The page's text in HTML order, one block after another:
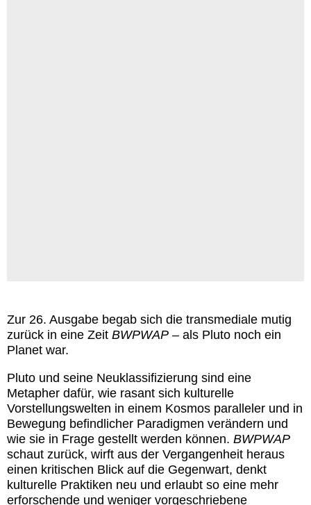
Zur 26. Ausgabe begab sich die transmediale mutig
zurück in eine Zeit BWPWAP – als Pluto noch ein
Planet war.
Pluto und seine Neuklassifizierung sind eine
Metapher dafür, wie rasant sich kulturelle
Vorstellungswelten in einem Kosmos paralleler und in
Bewegung befindlicher Paradigmen verändern und
wie sie in Frage gestellt werden können. BWPWAP
schaut zurück, wirft aus der Vergangenheit heraus
einen kritischen Blick auf die Gegenwart, denkt
kulturelle Praktiken neu und erlaubt so eine mehr
erforschende und weniger vorgeschriebene